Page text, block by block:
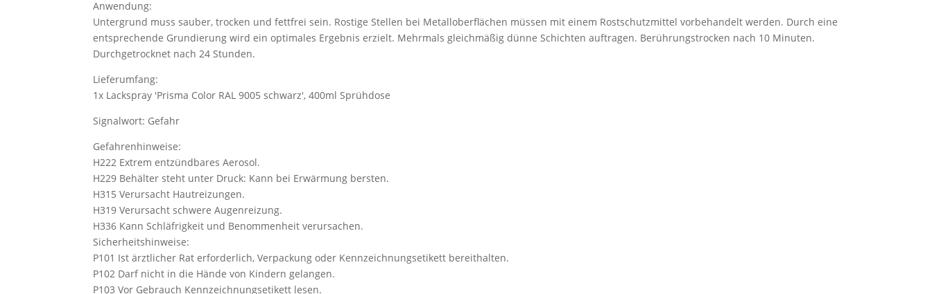
Anwendung:
Untergrund muss sauber, trocken und fettfrei sein. Rostige Stellen bei Metalloberflächen müssen mit einem Rostschutzmittel vorbehandelt werden. Durch eine
entsprechende Grundierung wird ein optimales Ergebnis erzielt. Mehrmals gleichmäßig dünne Schichten auftragen. Berührungstrocken nach 10 Minuten.
Durchgetrocknet nach 24 Stunden.
Lieferumfang:
1x Lackspray 'Prisma Color RAL 9005 schwarz', 400ml Sprühdose
Signalwort: Gefahr
Gefahrenhinweise:
H222 Extrem entzündbares Aerosol.
H229 Behälter steht unter Druck: Kann bei Erwärmung bersten.
H315 Verursacht Hautreizungen.
H319 Verursacht schwere Augenreizung.
H336 Kann Schläfrigkeit und Benommenheit verursachen.
Sicherheitshinweise:
P101 Ist ärztlicher Rat erforderlich, Verpackung oder Kennzeichnungsetikett bereithalten.
P102 Darf nicht in die Hände von Kindern gelangen.
P103 Vor Gebrauch Kennzeichnungsetikett lesen.